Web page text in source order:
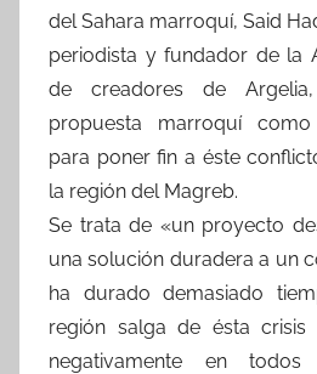
del Sahara marroquí, Said
periodista y fundador de la
de creadores de
propuesta marroquí como
para poner fin a éste
la región del Magreb.
Se trata de «un proyecto
una solución duradera a un
ha durado demasiado
región salga de ésta
negativamente en